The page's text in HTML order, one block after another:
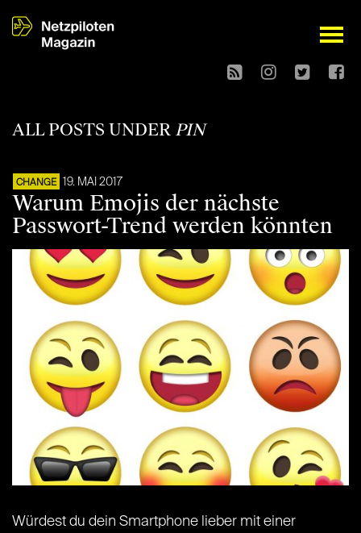
open
ALL POSTS UNDER PIN
CHANGE 19. MAI 2017
Warum Emojis der nächste
Passwort-Trend werden könnten
Würdest du dein Smartphone lieber mit einer